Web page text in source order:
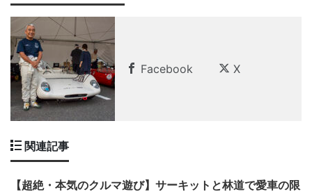
Facebook X
関連記事
【超絶・本気のクルマ遊び】サーキットと林道で愛車の限